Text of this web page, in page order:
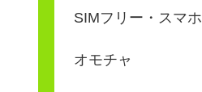
SIMフリー・スマホ
オモチャ